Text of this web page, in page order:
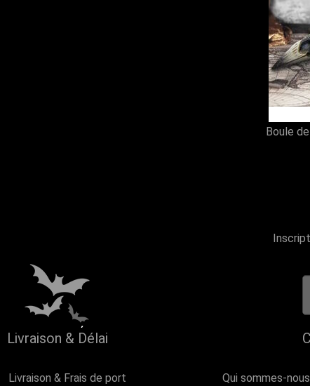
Boule
Livraison & Délai
Livraison & Frais de port Qui sommes-